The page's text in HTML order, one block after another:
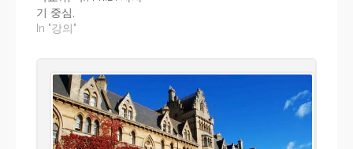
기 중심,
In "강의"